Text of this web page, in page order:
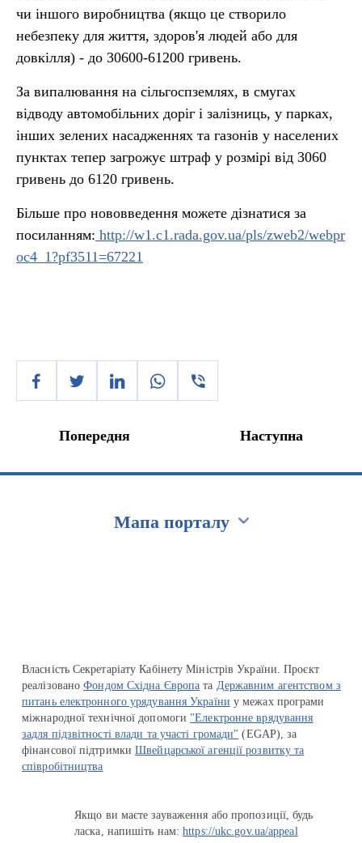
чи іншого виробництва (якщо це створило
небезпеку для життя, здоров'я людей або для
довкілля) - до 30600-61200 гривень.
За випалювання на сільгоспземлях, в смугах
відводу автомобільних доріг і залізниць, у парках,
інших зелених насадженнях та газонів у населених
пунктах тепер загрожує штраф у розмірі від 3060
гривень до 6120 гривень.
Більше про нововведення можете дізнатися за
посиланням: http://w1.c1.rada.gov.ua/pls/zweb2/webpr
oc4_1?pf3511=67221
Попередня Наступна
Мапа порталу
Власність Секретаріату Кабінету Міністрів України. Проєкт
реалізованоФондом Східна Європа та Державним агентством з
питань електронного урядування України у межах програми
міжнародної технічної допомоги "Електронне врядування
задля підзвітності влади та участі громади" (EGAP), за
фінансової підтримкиШвейцарської агенції розвитку та
співробітництва
Якщо ви маєте зауваження або пропозиції, будь
ласка, напишіть нам:https://ukc.gov.ua/appeal